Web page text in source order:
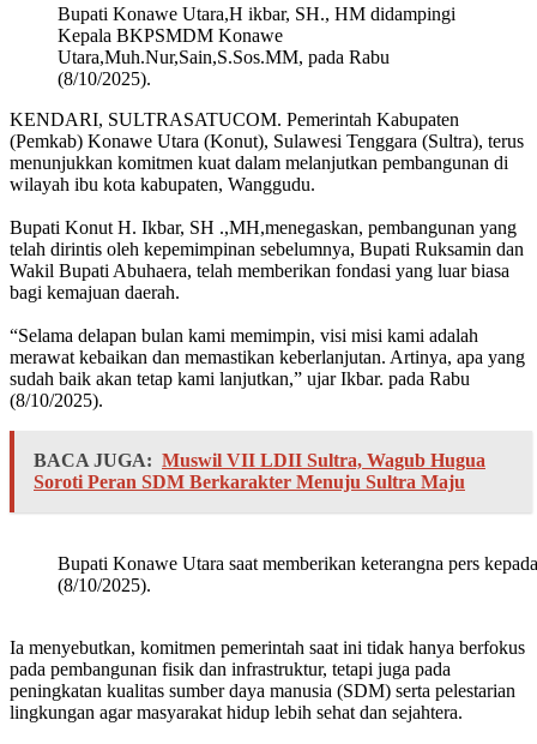
Bupati Konawe Utara,H ikbar, SH., HM didampingi
Kepala BKPSMDM Konawe
Utara,Muh.Nur,Sain,S.Sos.MM, pada Rabu
(8/10/2025).
‎KENDARI, SULTRASATUCOM. Pemerintah Kabupaten
(Pemkab) Konawe Utara (Konut), Sulawesi Tenggara (Sultra), terus
menunjukkan komitmen kuat dalam melanjutkan pembangunan di
wilayah ibu kota kabupaten, Wanggudu.
‎Bupati Konut H. Ikbar, SH .,MH,menegaskan, pembangunan yang
telah dirintis oleh kepemimpinan sebelumnya, Bupati Ruksamin dan
Wakil Bupati Abuhaera, telah memberikan fondasi yang luar biasa
bagi kemajuan daerah.
‎“Selama delapan bulan kami memimpin, visi misi kami adalah
merawat kebaikan dan memastikan keberlanjutan. Artinya, apa yang
sudah baik akan tetap kami lanjutkan,” ujar Ikbar. pada Rabu
(8/10/2025).
BACA JUGA: Muswil VII LDII Sultra, Wagub Hugua
Soroti Peran SDM Berkarakter Menuju Sultra Maju
Bupati Konawe Utara saat memberikan keterangna pers
(8/10/2025).
‎Ia menyebutkan, komitmen pemerintah saat ini tidak hanya berfokus
pada pembangunan fisik dan infrastruktur, tetapi juga pada
peningkatan kualitas sumber daya manusia (SDM) serta pelestarian
lingkungan agar masyarakat hidup lebih sehat dan sejahtera.